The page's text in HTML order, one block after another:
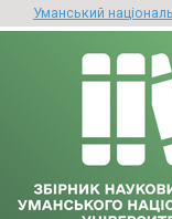
Уманський